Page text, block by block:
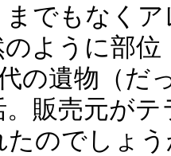
までもなく
のように部
代の遺物（
。販売元が
たのでしょ